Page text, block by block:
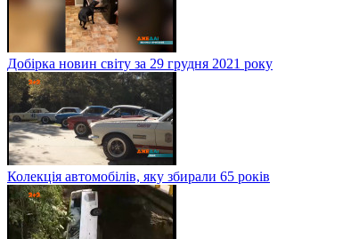
Добірка новин світу за 29 грудня 2021 року
Колекція автомобілів, яку збирали 65 років